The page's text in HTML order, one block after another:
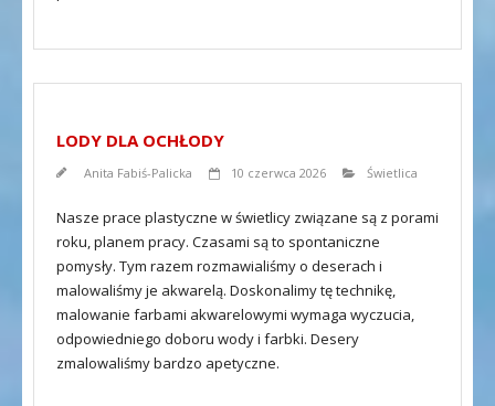
LODY DLA OCHŁODY
Anita Fabiś-Palicka 10 czerwca 2026 Świetlica
Nasze prace plastyczne w świetlicy związane są z porami
roku, planem pracy. Czasami są to spontaniczne
pomysły. Tym razem rozmawialiśmy o deserach i
malowaliśmy je akwarelą. Doskonalimy tę technikę,
malowanie farbami akwarelowymi wymaga wyczucia,
odpowiedniego doboru wody i farbki. Desery
zmalowaliśmy bardzo apetyczne.